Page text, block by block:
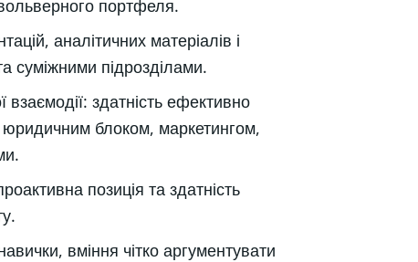
портфеля.
аналітичних матеріалів і
суміжними підрозділами.
здатність ефективно
блоком, маркетингом,
позиція та здатність
вміння чітко аргументувати